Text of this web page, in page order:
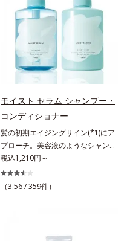
状の粉体*2 シリカ6種類、セルロー
ス*3 シリカ配合＝皮脂を吸着する
粉体*4 化粧持ち性能
いて研究を進めたところ、弾力感の
ない状態である「ハリのなさ」や、
くすみ(*6)などが現れている状態で
ある「透明感のなさ」が現れること
で大人の肌印象に大きな影響を与え
ていることが分かりました。そこで
オルビスユー ドットシリーズは美
容成分(*7)として「G.D.F.アクティ
ベーター(*8)」を配合。そして、従
来から配合している美白有効成分
「トラネキサム酸」を配合しまし
た。さらに、シリーズ共通の美容成
分(*7)「GLルートブースター(*9)」
を配合することで、肌のふっくら感
や透明感を叶えます。美白ケアしな
シナジー設計で、あなたのエイジン
モイスト セラム シャンプー・
コンディショナー
髪の初期エイジングサイン(*1)にア
プローチ。美容液のようなシャンプ
ー＆コンディショナーで触れていた
くなるうるツヤ髪へ。「髪のうねり
が気になる」「乾燥してパサつく」
トセラムシリーズ。まるでスキンケ
税込1,210円～
（3.56 /359件）